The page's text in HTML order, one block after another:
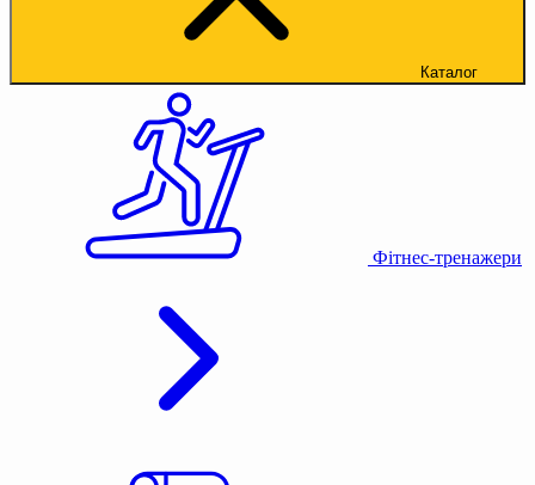
Каталог
Фітнес-тренажери